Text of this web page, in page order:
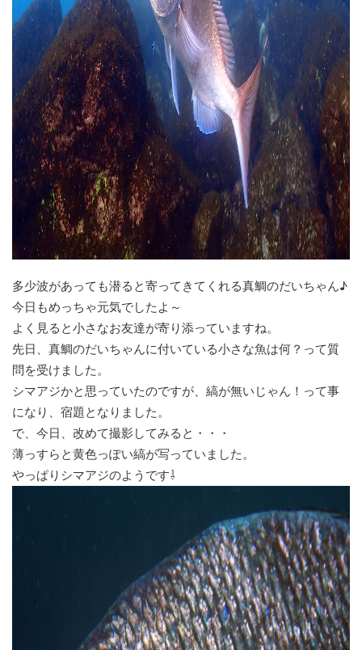
多少波があっても潜ると寄ってきてくれる真鯛のだいちゃん♪
今日もめっちゃ元気でしたよ～
よく見ると小さなお友達が寄り添っていますね。
先日、真鯛のだいちゃんに付いている小さな魚は何？って質
問を受けました。
シマアジかと思っていたのですが、縞が無いじゃん！って事
になり、宿題となりました。
で、今日、改めて撮影してみると・・・
薄っすらと黄色っぽい縞が写っていました。
やっぱりシマアジのようです⇩